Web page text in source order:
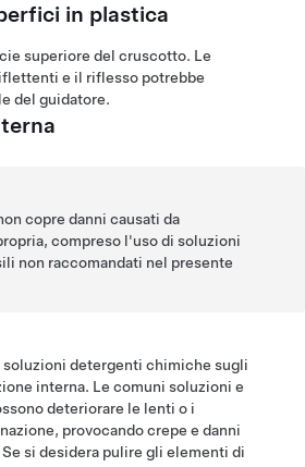
in plastica
superiore del cruscotto. Le
e il riflesso potrebbe
del guidatore.
copre danni causati da
compreso l'uso di soluzioni
non raccomandati nel presente
soluzioni detergenti chimiche sugli
interna. Le comuni soluzioni e
deteriorare le lenti o i
provocando crepe e danni
si desidera pulire gli elementi di